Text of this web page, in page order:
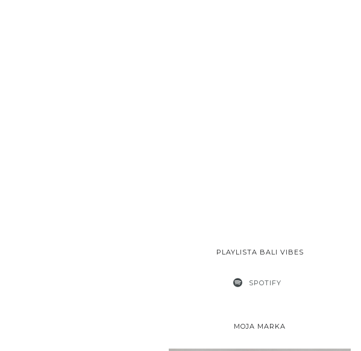
PLAYLISTA BALI VIBES
SPOTIFY
MOJA MARKA